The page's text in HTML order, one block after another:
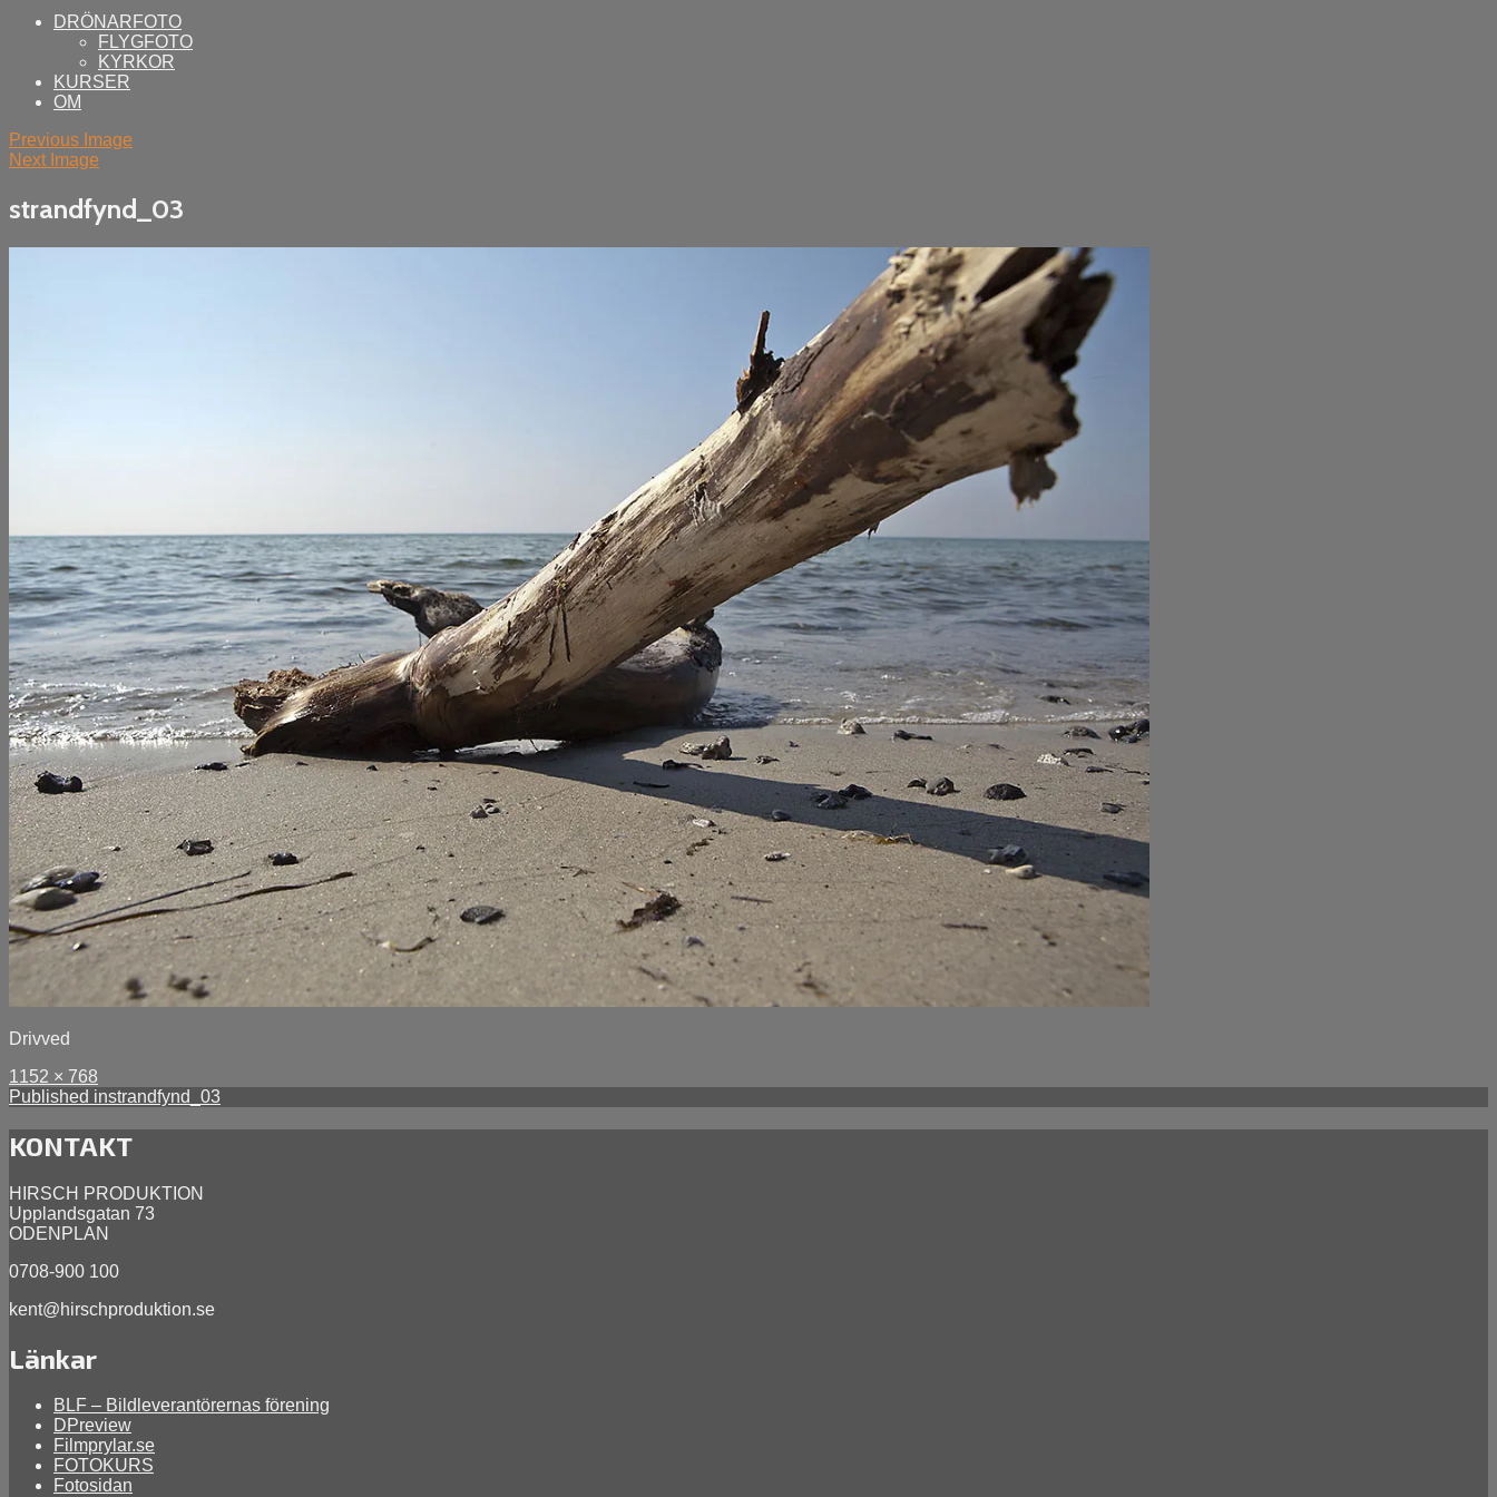
DRÖNARFOTO
FLYGFOTO
KYRKOR
KURSER
OM
Previous Image
Next Image
strandfynd_03
Drivved
Posted
on
14,
2014
Full
size
1152 × 768
Inläggsnavigering
Published instrandfynd_03
KONTAKT
HIRSCH PRODUKTION
Upplandsgatan 73
ODENPLAN
0708-900 100
kent@hirschproduktion.se
Länkar
BLF – Bildleverantörernas förening
DPreview
Filmprylar.se
FOTOKURS
Fotosidan